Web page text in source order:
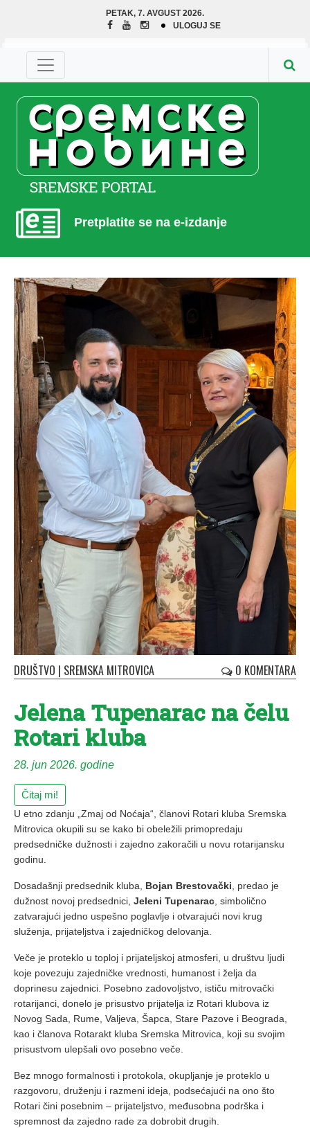
PETAK, 7. AVGUST 2026.
ULOGUJ SE
Pretplatite se na e-izdanje
DRUŠTVO | SREMSKA MITROVICA 0 KOMENTARA
Jelena Tupenarac na čelu
Rotari kluba
28. jun 2026. godine
Čitaj mi!
U etno zdanju „Zmaj od Noćaja“, članovi Rotari kluba Sremska
Mitrovica okupili su se kako bi obeležili primopredaju
predsedničke dužnosti i zajedno zakoračili u novu rotarijansku
godinu.
Dosadašnji predsednik kluba, Bojan Brestovački , predao je
dužnost novoj predsednici, Jeleni Tupenarac , simbolično
zatvarajući jedno uspešno poglavlje i otvarajući novi krug
služenja, prijateljstva i zajedničkog delovanja.
Veče je proteklo u toploj i prijateljskoj atmosferi, u društvu ljudi
koje povezuju zajedničke vrednosti, humanost i želja da
doprinesu zajednici. Posebno zadovoljstvo, ističu mitrovački
rotarijanci, donelo je prisustvo prijatelja iz Rotari klubova iz
Novog Sada, Rume, Valjeva, Šapca, Stare Pazove i Beograda,
kao i članova Rotarakt kluba Sremska Mitrovica, koji su svojim
prisustvom ulepšali ovo posebno veče.
Bez mnogo formalnosti i protokola, okupljanje je proteklo u
razgovoru, druženju i razmeni ideja, podsećajući na ono što
Rotari čini posebnim – prijateljstvo, međusobna podrška i
spremnost da zajedno rade za dobrobit drugih.